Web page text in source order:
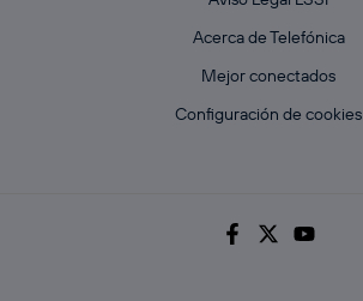
Acerca de Telefónica
Mejor conectados
Configuración de cookies